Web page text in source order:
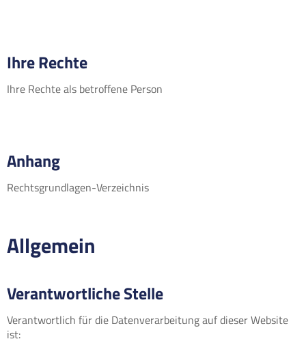
Ihre Rechte
Ihre Rechte als betroffene Person
Anhang
Rechtsgrundlagen-Verzeichnis
Allgemein
Verantwortliche Stelle
Verantwortlich für die Datenverarbeitung auf dieser Website
ist: